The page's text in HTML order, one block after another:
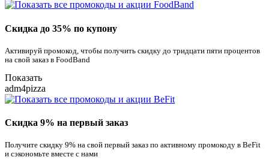
Скидка до 35% по купону
Активируй промокод, чтобы получить скидку до тридцати пяти процентов
на свой заказ в FoodBand
Показать
adm4pizza
Скидка 9% на первый заказ
Получите скидку 9% на свой первый заказ по активному промокоду в BeFit
и сэкономьте вместе с нами